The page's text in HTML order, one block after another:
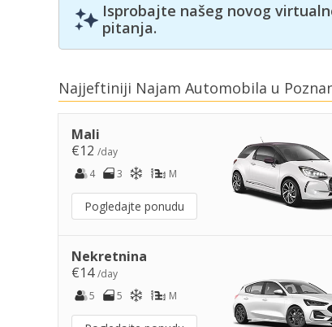
Isprobajte našeg novog
pitanja.
Najjeftiniji Najam Automobila u
Mali
€12 /day
4
3 M
Pogledajte ponudu
Nekretnina
€14/day
5
5 M